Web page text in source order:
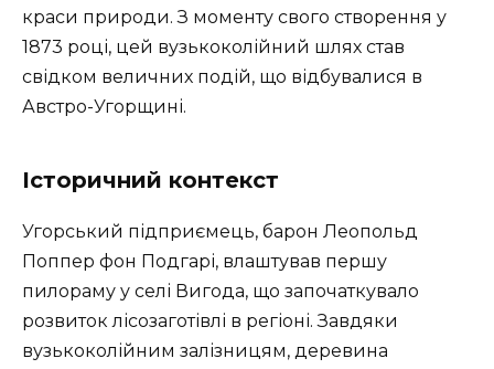
краси природи. З моменту свого створення у
1873 році, цей вузькоколійний шлях став
свідком величних подій, що відбувалися в
Австро-Угорщині.
Історичний контекст
Угорський підприємець, барон Леопольд
Поппер фон Подгарі, влаштував першу
пилораму у селі Вигода, що започаткувало
розвиток лісозаготівлі в регіоні. Завдяки
вузькоколійним залізницям, деревина